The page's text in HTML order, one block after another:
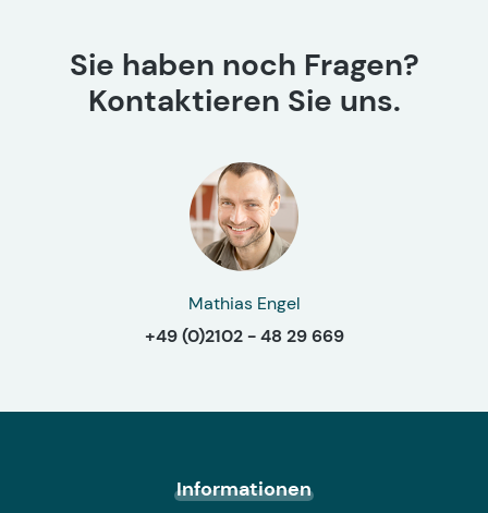
Sie haben noch Fragen?
Kontaktieren Sie uns.
Mathias Engel
+49 (0)2102 - 48 29 669
Informationen